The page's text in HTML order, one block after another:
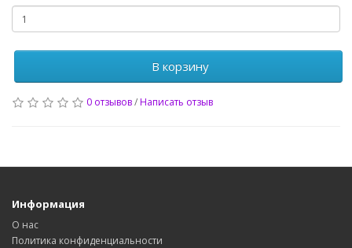
В корзину
0 отзывов/Написать отзыв
Информация
О нас
Политика конфиденциальности